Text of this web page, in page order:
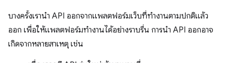
บางครั้งเรานำ API ออกจากแพลตฟอร์มเว็บที่ทำงานตามปกติแล้ว
ออก เพื่อให้แพลตฟอร์มทำงานได้อย่างราบรื่น การนํา API ออกอาจ
เกิดจากหลายสาเหตุ เช่น